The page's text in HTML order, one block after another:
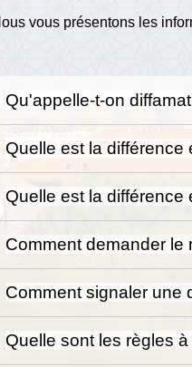
vous présentons les
Qu'appelle-t-on
Quelle est la différence
Quelle est la différence
Comment demander le
Comment signaler une
Quelle sont les règles